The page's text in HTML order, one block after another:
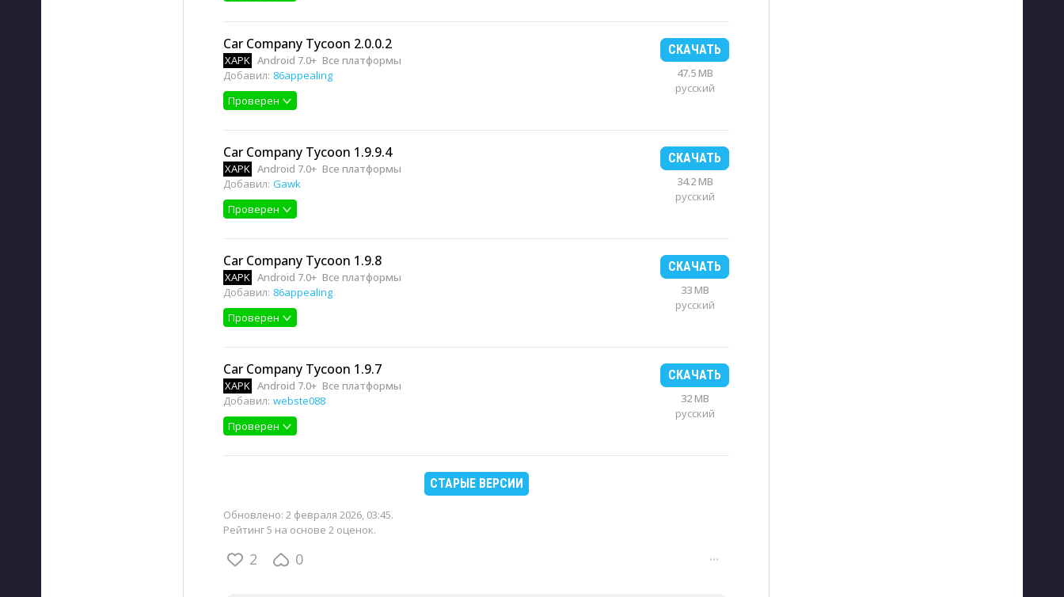
Car Company Tycoon 2.0.0.2
XAPK Android 7.0+ Все платформы
Добавил: 86appealing
Проверен
СКАЧАТЬ
47.5 MB
русский
Car Company Tycoon 1.9.9.4
XAPK Android 7.0+ Все платформы
Добавил: Gawk
Проверен
СКАЧАТЬ
34.2 MB
русский
Car Company Tycoon 1.9.8
XAPK Android 7.0+ Все платформы
Добавил: 86appealing
Проверен
СКАЧАТЬ
33 MB
русский
Car Company Tycoon 1.9.7
XAPK Android 7.0+ Все платформы
Добавил: webste088
Проверен
СКАЧАТЬ
32 MB
русский
СТАРЫЕ ВЕРСИИ
Обновлено: 2 февраля 2026, 03:45.
Рейтинг 5 на основе 2 оценок.
2 0 ···